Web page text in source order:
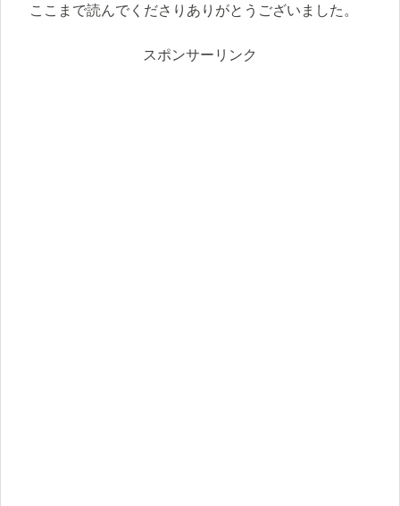
ここまで読んでくださりありがとうございました。
スポンサーリンク